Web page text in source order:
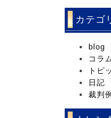
カテゴ
blog
コラ
トピ
日記
裁判